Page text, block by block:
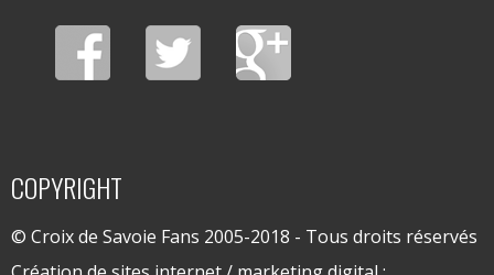
COPYRIGHT
© Croix de Savoie Fans 2005-2018 - Tous droits réservés